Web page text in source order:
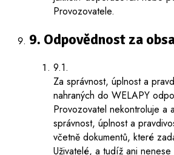
Provozovatele.
9. Odpovědnost za
9.1.
Za správnost, úplnost a
nahraných do WELAPY
Provozovatel nekontroluje a
správnost, úplnost a
včetně dokumentů, které
Uživatelé, a tudíž ani